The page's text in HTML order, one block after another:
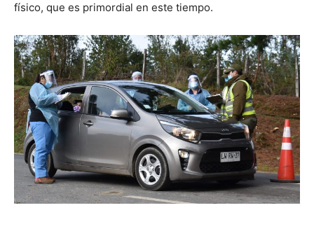
físico, que es primordial en este tiempo.